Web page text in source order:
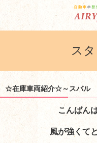
ス
☆在庫車両紹介☆～スバル
こんばん
風が強くて